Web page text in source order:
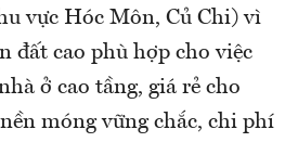
vực Hóc Môn, Củ Chi) vì
đất cao phù hợp cho việc
ở cao tầng, giá rẻ cho
móng vững chắc, chi phí